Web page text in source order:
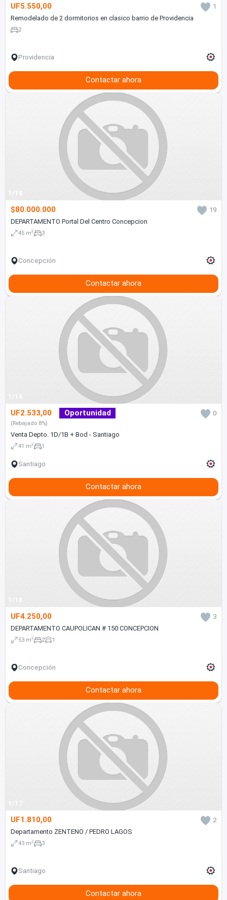
UF5.550,00
1
Remodelado de 2 dormitorios en clasico barrio de Providencia
2
Providencia
Contactar ahora
1/18
$80.000.000
19
DEPARTAMENTO Portal Del Centro Concepcion
45 m2 3
Concepción
Contactar ahora
1/14
UF2.533,00 Oportunidad 0
(Rebajado 8%)
Venta Depto. 1D/1B + Bod - Santiago
41 m2 1
Santiago
Contactar ahora
1/18
UF4.250,00
3
DEPARTAMENTO CAUPOLICAN # 150 CONCEPCION
53 m2 2 1
Concepción
Contactar ahora
1/17
UF1.810,00
2
Departamento ZENTENO / PEDRO LAGOS
43 m2 3
Santiago
Contactar ahora